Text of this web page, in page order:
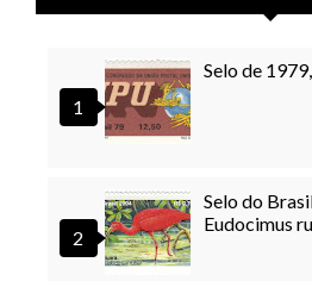
Selo de
Selo do
Eudocimus